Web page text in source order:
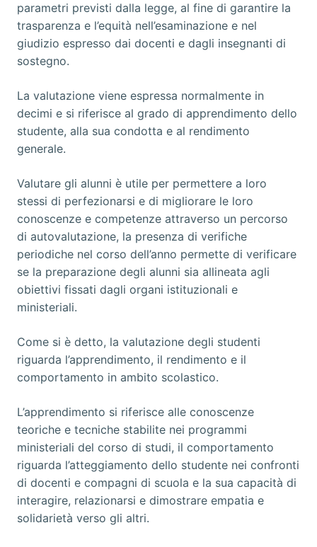
parametri previsti dalla legge, al fine di garantire la
trasparenza e l’equità nell’esaminazione e nel
giudizio espresso dai docenti e dagli insegnanti di
sostegno.
La valutazione viene espressa normalmente in
decimi e si riferisce al grado di apprendimento dello
studente, alla sua condotta e al rendimento
generale.
Valutare gli alunni è utile per permettere a loro
stessi di perfezionarsi e di migliorare le loro
conoscenze e competenze attraverso un percorso
di autovalutazione, la presenza di verifiche
periodiche nel corso dell’anno permette di verificare
se la preparazione degli alunni sia allineata agli
obiettivi fissati dagli organi istituzionali e
ministeriali.
Come si è detto, la valutazione degli studenti
riguarda l’apprendimento, il rendimento e il
comportamento in ambito scolastico.
L’apprendimento si riferisce alle conoscenze
teoriche e tecniche stabilite nei programmi
ministeriali del corso di studi, il comportamento
riguarda l’atteggiamento dello studente nei confronti
di docenti e compagni di scuola e la sua capacità di
interagire, relazionarsi e dimostrare empatia e
solidarietà verso gli altri.